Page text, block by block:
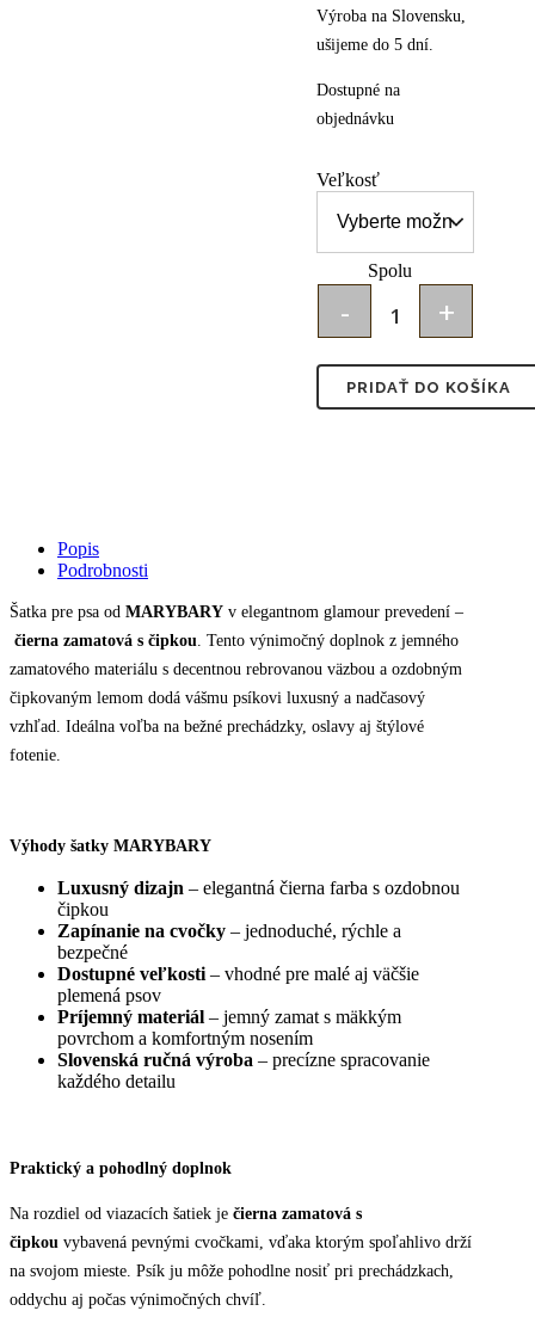
Výroba na Slovensku,
ušijeme do 5 dní.
Dostupné na
objednávku
Veľkosť
Spolu
MARYBARY
šatka
čierna
čipkou
PRIDAŤ DO KOŠÍKA
Popis
Podrobnosti
Šatka pre psa od MARYBARY v elegantnom glamour prevedení –
čierna zamatová s čipkou. Tento výnimočný doplnok z jemného
zamatového materiálu s decentnou rebrovanou väzbou a ozdobným
čipkovaným lemom dodá vášmu psíkovi luxusný a nadčasový
vzhľad. Ideálna voľba na bežné prechádzky, oslavy aj štýlové
fotenie.
Výhody šatky MARYBARY
Luxusný dizajn – elegantná čierna farba s ozdobnou
čipkou
Zapínanie na cvočky – jednoduché, rýchle a
bezpečné
Dostupné veľkosti – vhodné pre malé aj väčšie
plemená psov
Príjemný materiál – jemný zamat s mäkkým
povrchom a komfortným nosením
Slovenská ručná výroba – precízne spracovanie
každého detailu
Praktický a pohodlný doplnok
Na rozdiel od viazacích šatiek je čierna zamatová s
čipkou vybavená pevnými cvočkami, vďaka ktorým spoľahlivo drží
na svojom mieste. Psík ju môže pohodlne nosiť pri prechádzkach,
oddychu aj počas výnimočných chvíľ.